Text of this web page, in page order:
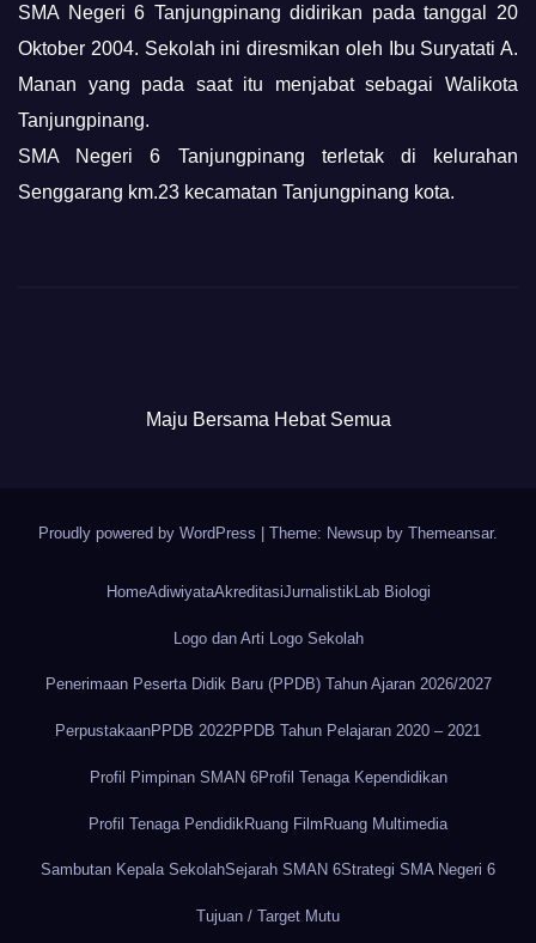
SMA Negeri 6 Tanjungpinang didirikan pada tanggal 20
Oktober 2004. Sekolah ini diresmikan oleh Ibu Suryatati A.
Manan yang pada saat itu menjabat sebagai Walikota
Tanjungpinang.
SMA Negeri 6 Tanjungpinang terletak di kelurahan
Senggarang km.23 kecamatan Tanjungpinang kota.
Maju Bersama Hebat Semua
Proudly powered by WordPress Theme: Newsup by Themeansar.
HomeAdiwiyataAkreditasiJurnalistikLab Biologi
Logo dan Arti Logo Sekolah
Penerimaan Peserta Didik Baru (PPDB) Tahun Ajaran 2026/2027
PerpustakaanPPDB 2022PPDB Tahun Pelajaran 2020 – 2021
Profil Pimpinan SMAN 6Profil Tenaga Kependidikan
Profil Tenaga PendidikRuang FilmRuang Multimedia
Sambutan Kepala SekolahSejarah SMAN 6Strategi SMA Negeri 6
Tujuan / Target Mutu